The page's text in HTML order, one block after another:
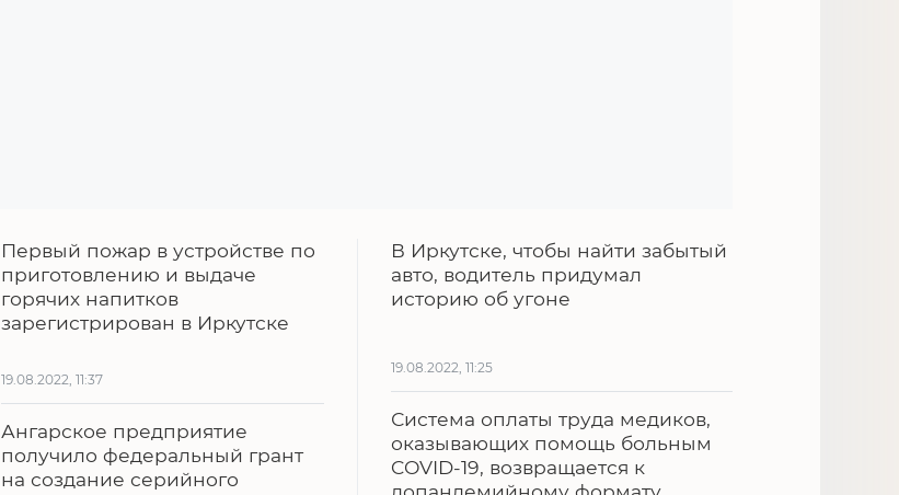
Первый пожар в устройстве по
приготовлению и выдаче
горячих напитков
зарегистрирован в Иркутске
19.08.2022, 11:37
Ангарское предприятие
получило федеральный грант
на создание серийного
В Иркутске, чтобы найти забытый
авто, водитель придумал
историю об угоне
19.08.2022, 11:25
Система оплаты труда медиков,
оказывающих помощь больным
COVID-19, возвращается к